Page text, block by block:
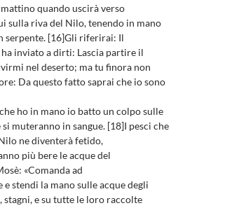
quando uscirà verso
sulla riva del Nilo, tenendo in mano
serpente. [16]Gli riferirai: Il
inviato a dirti: Lascia partire il
nel deserto; ma tu finora non
Da questo fatto saprai che io sono
ho in mano io batto un colpo sulle
muteranno in sangue. [18]I pesci che
ne diventerà fetido,
più bere le acque del
«Comanda ad
stendi la mano sulle acque degli
stagni, e su tutte le loro raccolte